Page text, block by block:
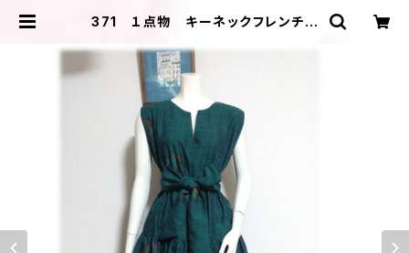
371 １点物 キーネックフレンチス
ト 紬リメイク ゆったりサイズ
椿柄 緑色 オールシーズン | ＩＬ
ＩＫＡ ＤＥＳＩＧＮＳ